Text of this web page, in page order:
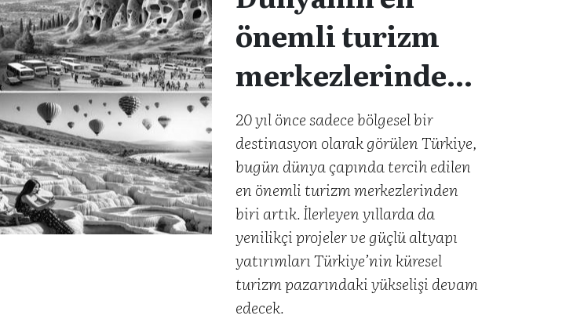
önemli turizm
merkezlerinden
biri: Türkiye
20 yıl önce sadece bölgesel bir
destinasyon olarak görülen Türkiye,
bugün dünya çapında tercih edilen
en önemli turizm merkezlerinden
biri artık. İlerleyen yıllarda da
yenilikçi projeler ve güçlü altyapı
yatırımları Türkiye’nin küresel
turizm pazarındaki yükselişi devam
edecek.